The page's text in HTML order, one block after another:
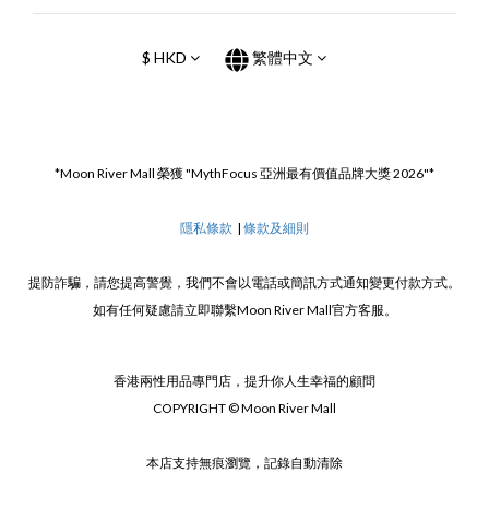
$ HKD 繁體中文
*Moon River Mall 榮獲 "MythFocus 亞洲最有價值品牌大獎 2026"*
隱私條款 | 條款及細則
提防詐騙，請您提高警覺，我們不會以電話或簡訊方式通知變更付款方式。
如有任何疑慮請立即聯繫Moon River Mall官方客服。
香港兩性用品專門店，提升你人生幸福的顧問
COPYRIGHT © Moon River Mall
本店支持無痕瀏覽，記錄自動清除